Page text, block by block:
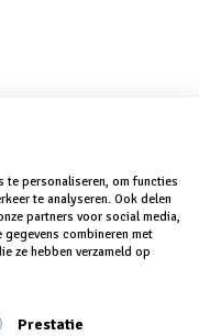
te personaliseren, om functies
te analyseren. Ook delen
partners voor social media,
gegevens combineren met
ze hebben verzameld op
Prestatie